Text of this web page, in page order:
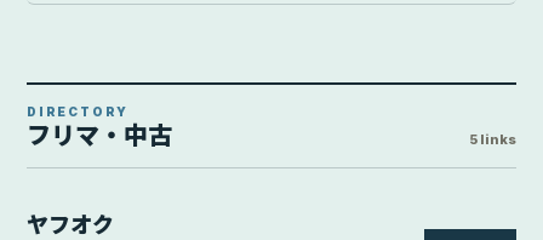
DIRECTORY
フリマ・中古 5 links
ヤフオク